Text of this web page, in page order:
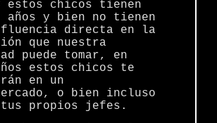
estos chicos tienen
años y bien no tienen
directa en la
que nuestra
puede tomar, en
estos chicos te
en un
o bien incluso
tus propios jefes.